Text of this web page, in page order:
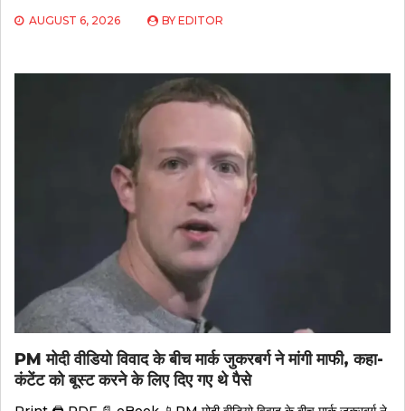
AUGUST 6, 2026 BY EDITOR
PM मोदी वीडियो विवाद के बीच मार्क जुकरबर्ग ने मांगी माफी, कहा-
कंटेंट को बूस्ट करने के लिए दिए गए थे पैसे